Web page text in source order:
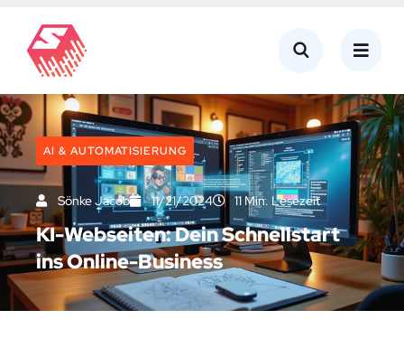
AI & AUTOMATISIERUNG
Sönke Jacob 11/21/2024 11 Min. Lesezeit
KI-Webseiten: Dein Schnellstart
ins Online-Business